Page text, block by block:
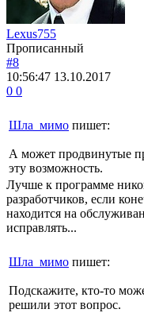
Lexus755
Прописанный
#8
10:56:47 13.10.2017
0 0
Шла_мимо пишет:
А может продвинутые
эту возможность.
Лучше к программе
разработчиков, если
находится на
исправлять...
Шла_мимо пишет:
Подскажите, кто-то
решили этот вопрос.